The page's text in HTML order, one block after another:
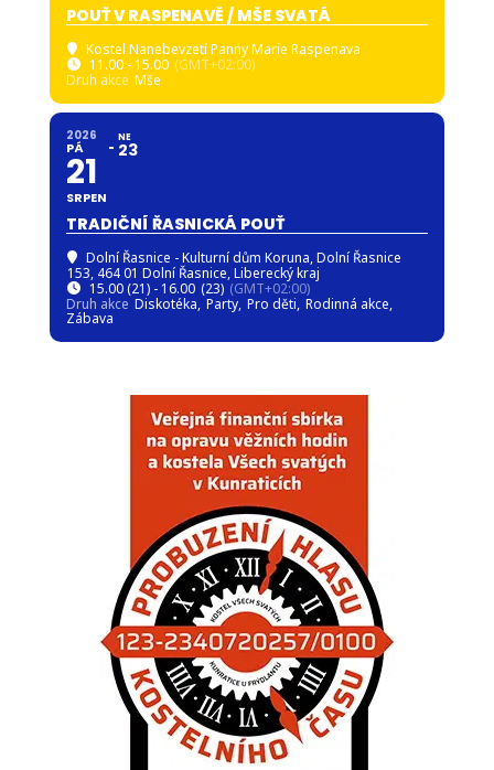
POUŤ V RASPENAVĚ / MŠE SVATÁ
Kostel Nanebevzetí Panny Marie Raspenava
11.00 - 15.00 (GMT+02:00)
Druh akce Mše
2026
PÁ
21
SRPEN
NE
23
TRADIČNÍ ŘASNICKÁ POUŤ
Dolní Řasnice - Kulturní dům Koruna, Dolní Řasnice
153, 464 01 Dolní Řasnice, Liberecký kraj
15.00 (21) - 16.00 (23) (GMT+02:00)
Druh akce Diskotéka, Party, Pro děti, Rodinná akce,
Zábava